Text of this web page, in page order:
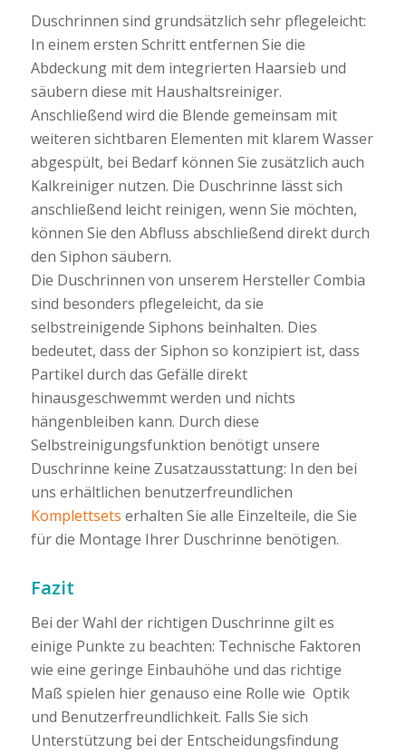
Duschrinnen sind grundsätzlich sehr pflegeleicht:
In einem ersten Schritt entfernen Sie die
Abdeckung mit dem integrierten Haarsieb und
säubern diese mit Haushaltsreiniger.
Anschließend wird die Blende gemeinsam mit
weiteren sichtbaren Elementen mit klarem Wasser
abgespült, bei Bedarf können Sie zusätzlich auch
Kalkreiniger nutzen. Die Duschrinne lässt sich
anschließend leicht reinigen, wenn Sie möchten,
können Sie den Abfluss abschließend direkt durch
den Siphon säubern.
Die Duschrinnen von unserem Hersteller Combia
sind besonders pflegeleicht, da sie
selbstreinigende Siphons beinhalten. Dies
bedeutet, dass der Siphon so konzipiert ist, dass
Partikel durch das Gefälle direkt
hinausgeschwemmt werden und nichts
hängenbleiben kann. Durch diese
Selbstreinigungsfunktion benötigt unsere
Duschrinne keine Zusatzausstattung: In den bei
uns erhältlichen benutzerfreundlichen
Komplettsets erhalten Sie alle Einzelteile, die Sie
für die Montage Ihrer Duschrinne benötigen.
Fazit
Bei der Wahl der richtigen Duschrinne gilt es
einige Punkte zu beachten: Technische Faktoren
wie eine geringe Einbauhöhe und das richtige
Maß spielen hier genauso eine Rolle wie Optik
und Benutzerfreundlichkeit. Falls Sie sich
Unterstützung bei der Entscheidungsfindung